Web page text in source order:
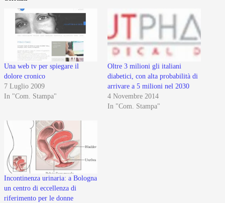
Una web tv per spiegare il
dolore cronico
7 Luglio 2009
In "Com. Stampa"
Oltre 3 milioni gli italiani
diabetici, con alta probabilità di
arrivare a 5 milioni nel 2030
4 Novembre 2014
In "Com. Stampa"
Incontinenza urinaria: a Bologna
un centro di eccellenza di
riferimento per le donne